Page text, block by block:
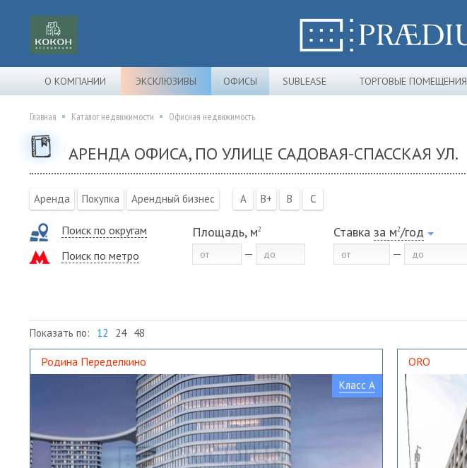
О КОМПАНИИ ЭКСКЛЮЗИВЫ ОФИСЫ SUBLEASE ТОРГОВЫЕ ПОМЕЩЕНИЯ
Главная Каталог недвижимости Офисная недвижимость
АРЕНДА ОФИСА, ПО УЛИЦЕ САДОВАЯ-СПАССКАЯ УЛ.
Аренда Покупка Арендный бизнес A B+ B C
Поиск по округам
Поиск по метро
Площадь, м2 Ставка за м2/год
Показать по: 12 24 48
Родина Переделкино
Класс A
ORO